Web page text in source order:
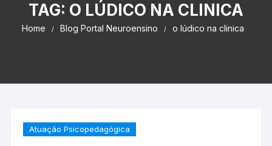
TAG: O LÚDICO NA CLINICA
Home Blog Portal Neuroensino o lúdico na clinica
Atuação Psicopedagógica